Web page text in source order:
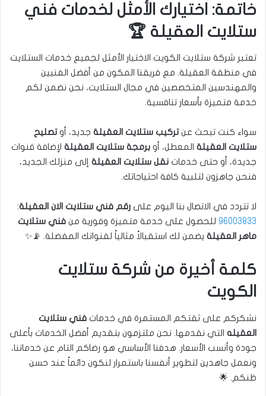
خاتمة: اختيارك الأمثل لخدمات فني
ستلايت العقيلة 🏆
تعتبر شركة ستلايت الكويت الاختيار الأمثل لجميع خدمات الستلايت
في منطقة العقيلة. مع فريقنا المكون من أفضل الفنيين
والمهندسين المتخصصين في مجال الستلايت، نحن نضمن لكم
خدمة متميزة بأسعار تنافسية.
سواء كنت تبحث عنتركيب ستلايت العقيلة جديد، أوتصليح
ستلايت العقيلة المعطل، أو برمجة ستلايت العقيلة لإضافة قنوات
جديدة، أو حتى خدمات نقل ستلايت العقيلة إلى منزلك الجديد،
فنحن جاهزون لتلبية كافة احتياجاتك.
لا تتردد في الاتصال بنا اليوم على رقم فني ستلايت الان العقيلة:
96003833 للحصول على خدمة متميزة وفورية من فني ستلايت
ماهر العقيلة يضمن لك استقبالاً مثالياً لقنواتك المفضلة. 📡✨
كلمة أخيرة من شركة ستلايت
الكويت
نشكركم على ثقتكم المستمرة في خدمات فني ستلايت
العقيله التي نقدمها. نحن ملتزمون بتقديم أفضل الخدمات بأعلى
جودة وأنسب الأسعار. هدفنا الأساسي هو رضاكم التام عن خدماتنا،
ونعمل جاهدين لتطوير أنفسنا باستمرار لنكون دائماً عند حسن
ظنكم. 🌟